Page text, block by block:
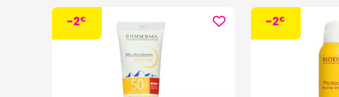
le teint. Ces produits sont testés sous
lumineuse, uniforme et éclatante de santé.
La gamme Photoderm Bioderma :
La gamme Photoderm offre une
filtres solaires performants et de
rayons UVA/UVB tout en préservant la
Voici une description détaillée des
-2€ -2€